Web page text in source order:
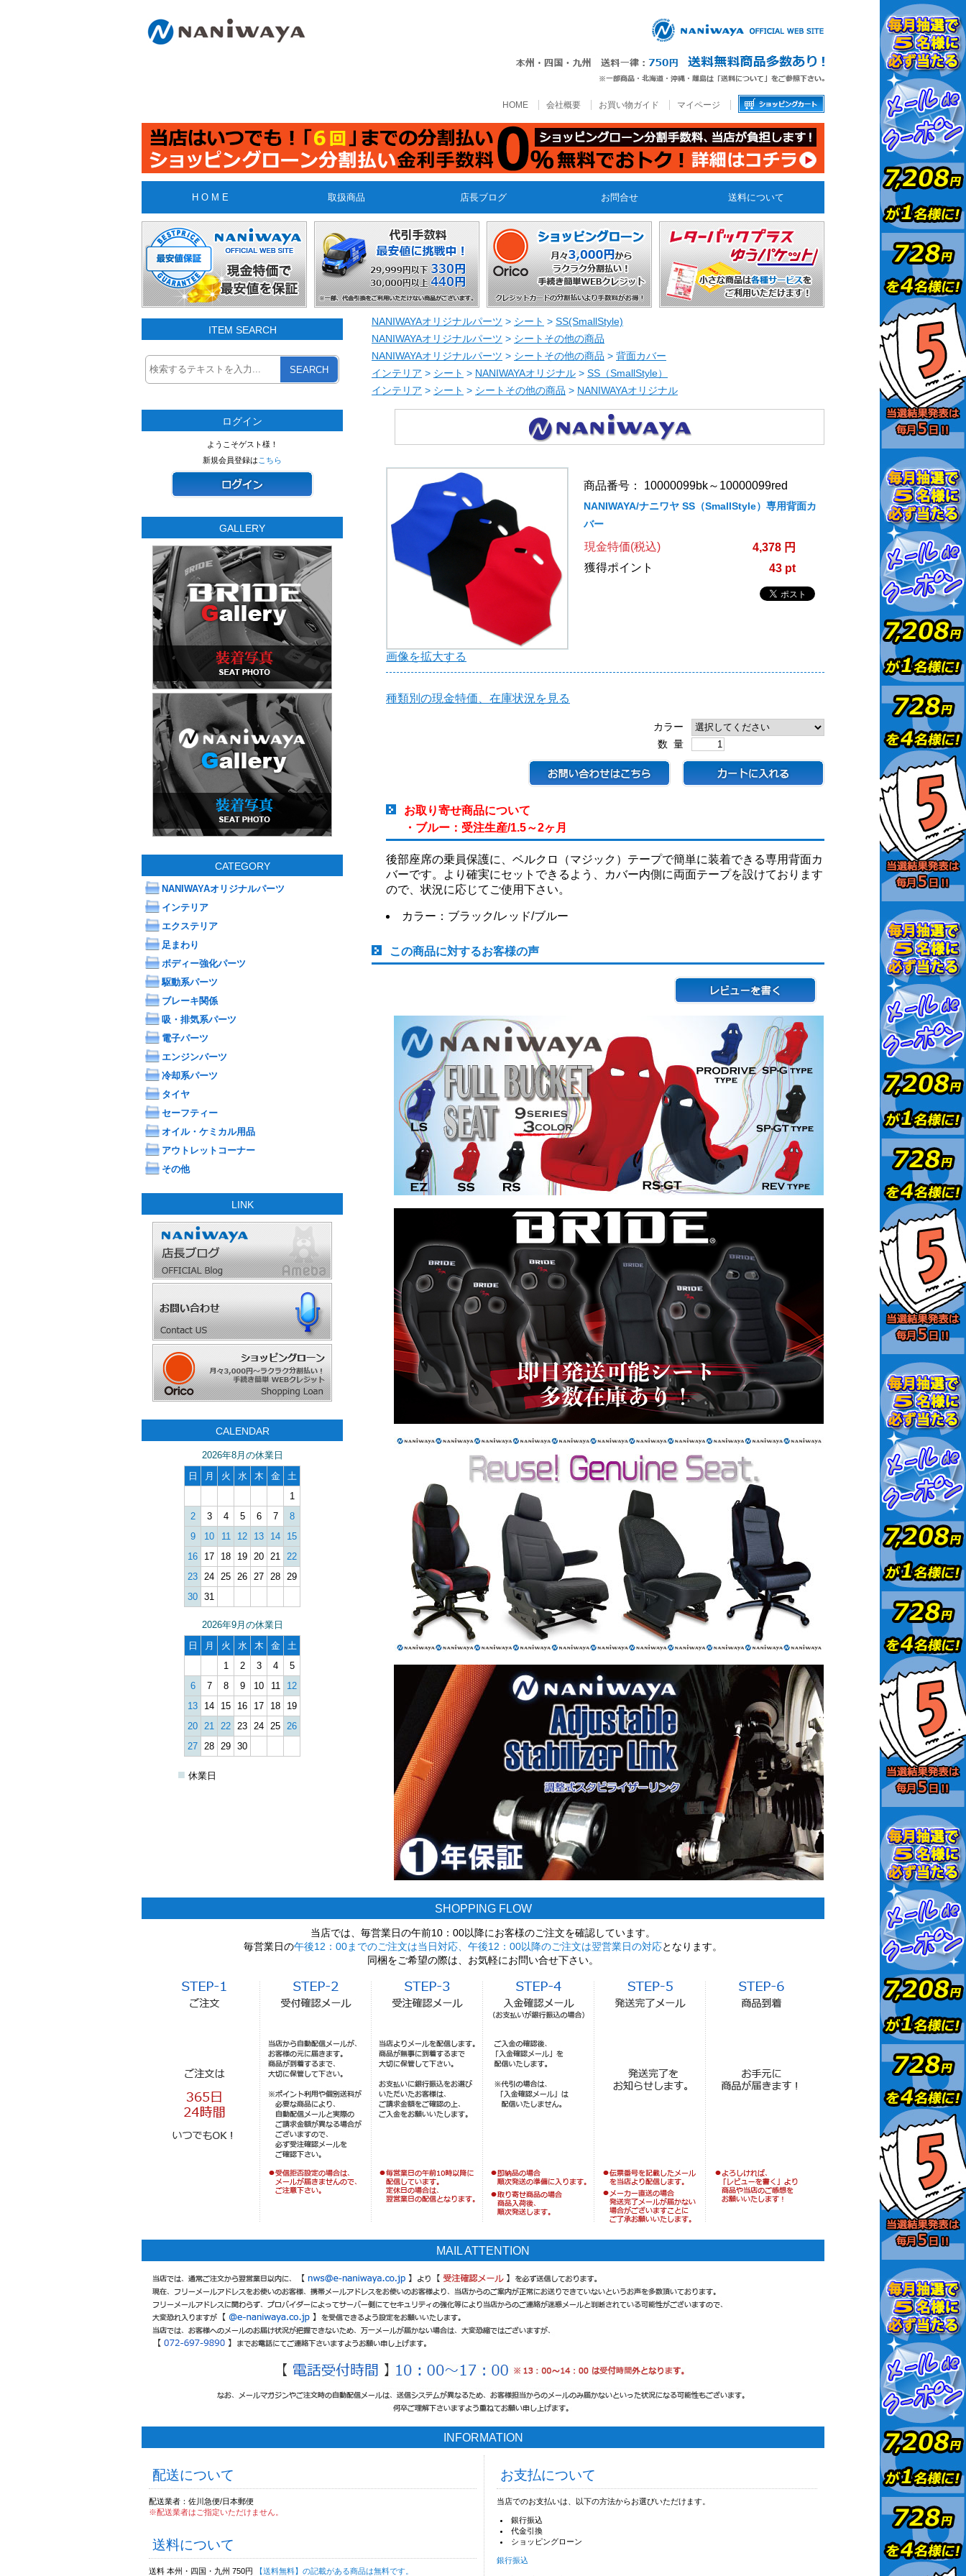
HOME 会社概要 お買い物ガイド マイページ
H O M E 取扱商品 店長ブログ お問合せ 送料について
ITEM SEARCH
SEARCH
ログイン
ようこそゲスト様！
新規会員登録は こちら
GALLERY
CATEGORY
NANIWAYAオリジナルパーツ
インテリア
エクステリア
足まわり
ボディー強化パーツ
駆動系パーツ
ブレーキ関係
吸・排気系パーツ
電子パーツ
エンジンパーツ
冷却系パーツ
タイヤ
セーフティー
オイル・ケミカル用品
アウトレットコーナー
その他
LINK
CALENDAR
2026年8月の休業日
日
月 火 水 木 金
土
1
2
3 4 5 6 7
8
9
10 11 12 13 14
15
16
17 18 19 20 21 22
23 24 25 26 27 28 29
30 31
2026年9月の休業日
日
月 火 水 木 金
土
1
2 3 4
5
6
7 8 9 10 11
12
13
14 15 16 17 18
19
20 21 22 23 24 25 26
27 28 29 30
■ 休業日
NANIWAYAオリジナルパーツ > シート > SS(SmallStyle)
NANIWAYAオリジナルパーツ > シートその他の商品
NANIWAYAオリジナルパーツ > シートその他の商品 > 背面カバー
インテリア > シート > NANIWAYAオリジナル > SS（SmallStyle）
インテリア > シート > シートその他の商品 > NANIWAYAオリジナル
画像を拡大する
商品番号： 10000099bk～10000099red
NANIWAYA/ナニワヤ SS（SmallStyle）専用背面カ
バー
現金特価(税込)
4,378 円
獲得ポイント
43 pt
種類別の現金特価、在庫状況を見る
カラー
数 量
お取り寄せ商品について
・ブルー：受注生産/1.5～2ヶ月
後部座席の乗員保護に、ベルクロ（マジック）テープで簡単に装着できる専用背面カ
バーです。より確実にセットできるよう、カバー内側に両面テープを設けております
ので、状況に応じてご使用下さい。
カラー：ブラック/レッド/ブルー
この商品に対するお客様の声
SHOPPING FLOW
当店では、毎営業日の午前10：00以降にお客様のご注文を確認しています。
毎営業日の午後12：00までのご注文は当日対応、午後12：00以降のご注文は翌営業日の対応となります。
同梱をご希望の際は、お気軽にお問い合せ下さい。
MAIL ATTENTION
INFORMATION
配送について
配送業者：佐川急便/日本郵便
※配送業者はご指定いただけません。
送料について
送料 本州・四国・九州 750円 【送料無料】の記載がある商品は無料です。
お支払について
当店でのお支払いは、以下の方法からお選びいただけます。
銀行振込
代金引換
ショッピングローン
銀行振込